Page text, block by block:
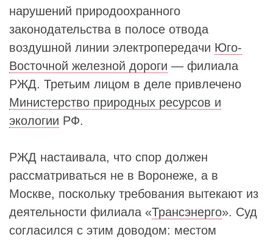
нарушений природоохранного
законодательства в полосе отвода
воздушной линии электропередачи Юго-
Восточной железной дороги — филиала
РЖД. Третьим лицом в деле привлечено
Министерство природных ресурсов и
экологии РФ.
РЖД настаивала, что спор должен
рассматриваться не в Воронеже, а в
Москве, поскольку требования вытекают из
деятельности филиала «Трансэнерго». Суд
согласился с этим доводом: местом